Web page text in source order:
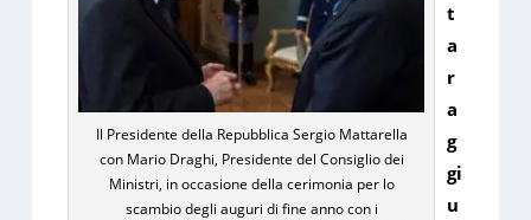
Il Presidente della Repubblica Sergio Mattarella
con Mario Draghi, Presidente del Consiglio dei
Ministri, in occasione della cerimonia per lo
scambio degli auguri di fine anno con i
t
a
r
a
g
gi
u